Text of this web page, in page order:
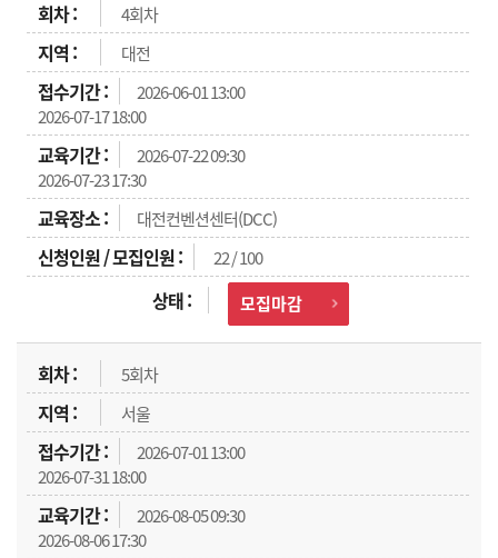
4회차
대전
2026-06-01 13:00
2026-07-17 18:00
2026-07-22 09:30
2026-07-23 17:30
대전컨벤션센터(DCC)
22 / 100
모집마감
5회차
서울
2026-07-01 13:00
2026-07-31 18:00
2026-08-05 09:30
2026-08-06 17:30